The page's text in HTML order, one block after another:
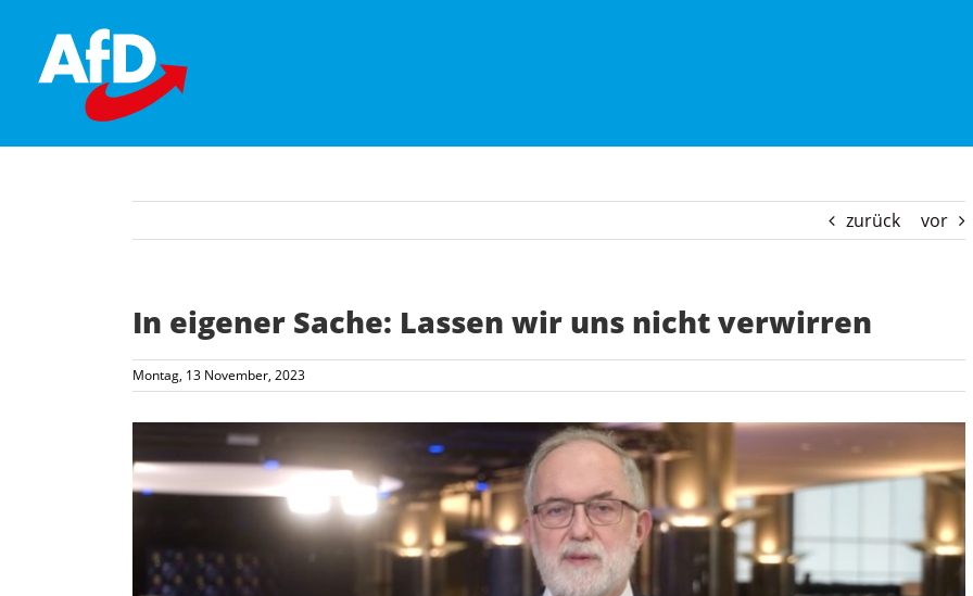
content
zurück vor
In eigener Sache: Lassen wir uns nicht verwirren
Montag, 13 November, 2023
grösseres
Bild